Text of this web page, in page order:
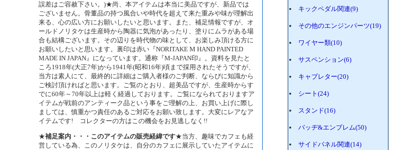
誤差はご容赦下さい。)★尚、本アイテムは本当に美品ですが、新品では
ございません。骨董品の持つ風合いや時代を超えて来た重みや味が理解出
来る、心の広い方にお願いしたいと思います。また、補足情報ですが、オ
ールドノリタケは生産時から陶器に気泡があったり、塗りにムラがある場
合も結構ございます。その辺りを時代物の味として、お楽しみ頂ける方に
お願いしたいと思います。裏印は赤い『NORITAKE M HAND PAINTED
MADE IN JAPAN』になっています。通称『M-JAPAN印』。資料を見たと
ころ1918年(大正7年)から1941年(昭和16年)頃まで採用されたそうですが、
当方は素人にて、最終的に詳細はご購入者様のご判断、ならびに知識から
ご検討頂ければと思います。ご覧のとおり、超美品ですが、生産時からす
でに60年～70年以上は軽く経過しております。ご覧になられておりますア
イテムが戦前のアンティーク品という事をご理解の上、お買い上げに際し
ましては、慎重かつ責任のあるご対応をお願い致します。大変にレアなア
イテムです! コレクターの方はこの機会をお見逃しなく!!
★補足案内・・・このアイテムの販売経緯です★当方、趣味でカフェも経
営している為、このノリタケは、自分のカフェに展示していたアイテムに
キックペダル関連(9)
その他のエンジンパーツ(19)
ワイヤー類(10)
サスペンション(6)
キャブレター(20)
シート(24)
スタンド(16)
バッヂ&エンブレム(50)
サイドパネル関連(14)